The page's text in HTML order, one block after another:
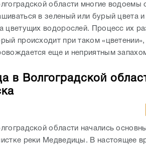
области многие водоемы
в зеленый или бурый цвета и
цветущих водорослей. Процесс их
происходит при таком «цветении»,
еще и неприятным
в Волгоградской
области начались
реки Медведицы. В настоящее